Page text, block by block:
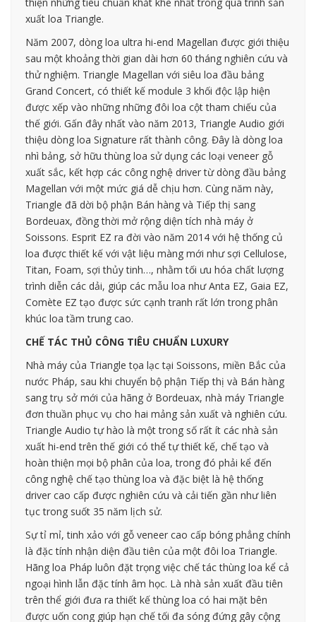
xuất loa Triangle.
Năm 2007, dòng loa ultra hi-end Magellan được giới thiệu
sau một khoảng thời gian dài hơn 60 tháng nghiên cứu và
thử nghiệm. Triangle Magellan với siêu loa đầu bảng
Grand Concert, có thiết kế module 3 khối độc lập hiện
được xếp vào những những đôi loa cột tham chiếu của
thế giới. Gấn đây nhất vào năm 2013, Triangle Audio giới
thiệu dòng loa Signature rất thành công. Đây là dòng loa
nhì bảng, sở hữu thùng loa sử dụng các loại veneer gỗ
xuất sắc, kết hợp các công nghệ driver từ dòng đầu bảng
Magellan với một mức giá dễ chịu hơn. Cùng năm này,
Triangle đã dời bộ phận Bán hàng và Tiếp thị sang
Bordeuax, đồng thời mở rộng diện tích nhà máy ở
Soissons. Esprit EZ ra đời vào năm 2014 với hệ thống củ
loa được thiết kế với vật liệu màng mới như sợi Cellulose,
Titan, Foam, sợi thủy tinh…, nhằm tối ưu hóa chất lượng
trình diễn các dải, giúp các mẫu loa như Anta EZ, Gaia EZ,
Comète EZ tạo được sức cạnh tranh rất lớn trong phân
khúc loa tầm trung cao.
CHẾ TÁC THỦ CÔNG TIÊU CHUẨN LUXURY
Nhà máy của Triangle tọa lạc tại Soissons, miền Bắc của
nước Pháp, sau khi chuyển bộ phận Tiếp thị và Bán hàng
sang trụ sở mới của hãng ở Bordeuax, nhà máy Triangle
đơn thuần phục vụ cho hai mảng sản xuất và nghiên cứu.
Triangle Audio tự hào là một trong số rất ít các nhà sản
xuất hi-end trên thế giới có thể tự thiết kế, chế tạo và
hoàn thiện mọi bộ phân của loa, trong đó phải kể đến
công nghệ chế tạo thùng loa và đặc biệt là hệ thống
driver cao cấp được nghiên cứu và cải tiến gần như liên
tục trong suốt 35 năm lịch sử.
Sự tỉ mỉ, tinh xảo với gỗ veneer cao cấp bóng phẳng chính
là đặc tính nhận diện đầu tiên của một đôi loa Triangle.
Hãng loa Pháp luôn đặt trọng việc chế tác thùng loa kể cả
ngoại hình lẫn đặc tính âm học. Là nhà sản xuất đầu tiên
trên thể giới đưa ra thiết kế thùng loa có hai mặt bên
được uốn cong giúp hạn chế tối đa sóng đứng gây cộng